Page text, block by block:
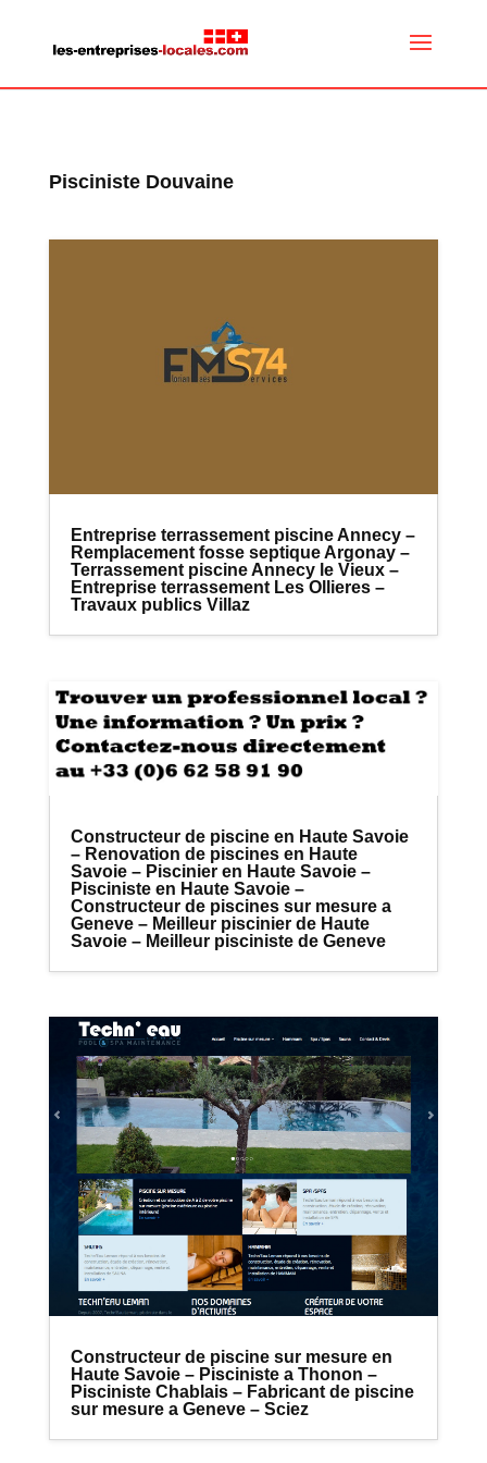
Pisciniste Douvaine
Entreprise terrassement piscine Annecy –
Remplacement fosse septique Argonay –
Terrassement piscine Annecy le Vieux –
Entreprise terrassement Les Ollieres –
Travaux publics Villaz
Constructeur de piscine en Haute Savoie
– Renovation de piscines en Haute
Savoie – Piscinier en Haute Savoie –
Pisciniste en Haute Savoie –
Constructeur de piscines sur mesure a
Geneve – Meilleur piscinier de Haute
Savoie – Meilleur pisciniste de Geneve
Constructeur de piscine sur mesure en
Haute Savoie – Pisciniste a Thonon –
Pisciniste Chablais – Fabricant de piscine
sur mesure a Geneve – Sciez